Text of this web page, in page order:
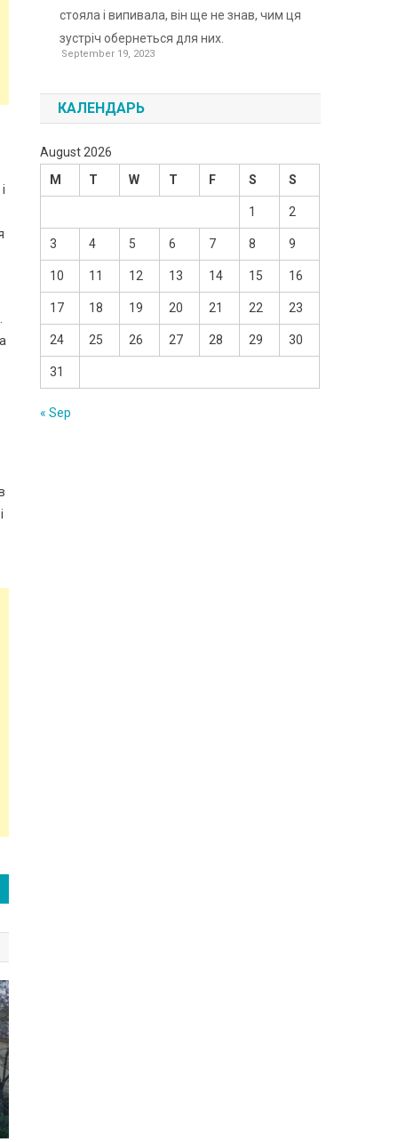
стояла і випивала, він ще не знав, чим ця
зустріч обернеться для них.
September 19, 2023
КАЛЕНДАРЬ
August 2026
M
T W T F S S
1 2
3 4 5 6 7 8 9
10 11 12 13 14 15 16
17 18 19 20 21 22 23
24 25 26 27 28 29 30
31
« Sep